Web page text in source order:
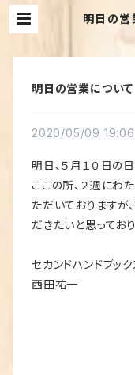
明日の営
明日の営業について
2020/05/09 19:06
明日、５月１０日の
ここの所、２週にわ
ただいておりますが
だきたいと思ってお
セカンドハンドブッ
西田祐一